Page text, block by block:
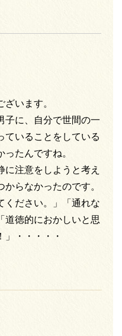
います。
子に、自分で世間の一
ていることをしている
たんですね。
に注意をしようと考え
らなかったのです。
ください。」「通れな
道徳的におかしいと思
」・・・・・